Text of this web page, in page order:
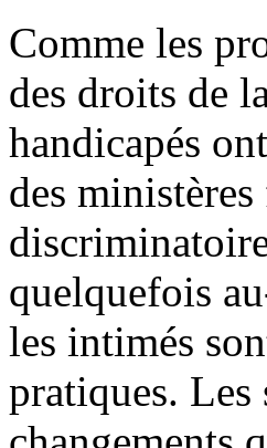
Comme les
des droits de
handicapés
des
quelquefois
les intimés
pratiques. Les